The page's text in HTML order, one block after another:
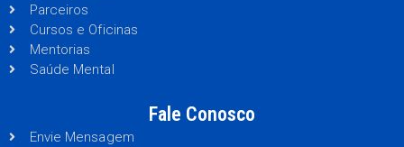
Parceiros
Cursos e Oficinas
Mentorias
Saúde Mental
Fale Conosco
Envie Mensagem